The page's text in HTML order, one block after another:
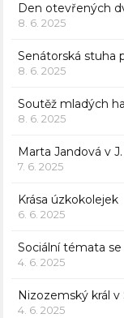
Den otevřených
8. 6. 2025
Senátorská stuha
8. 6. 2025
Soutěž mladých
8. 6. 2025
Marta Jandová v
7. 6. 2025
Krása úzkokolejek
6. 6. 2025
Sociální témata
4. 6. 2025
Nizozemský král v
4. 6. 2025